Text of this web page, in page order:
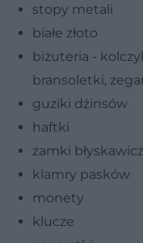
stopy metali
białe złoto
biżuteria -
bransoletki,
guziki dżinsów
haftki
zamki
klamry pasków
monety
klucze